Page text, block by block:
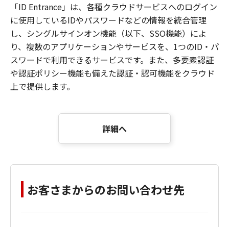
「ID Entrance」は、各種クラウドサービスへのログイン
に使用しているIDやパスワードなどの情報を統合管理
し、シングルサインオン機能（以下、SSO機能）によ
り、複数のアプリケーションやサービスを、1つのID・パ
スワードで利用できるサービスです。また、多要素認証
や認証ポリシー機能も備えた認証・認可機能をクラウド
上で提供します。
詳細へ
お客さまからのお問い合わせ先